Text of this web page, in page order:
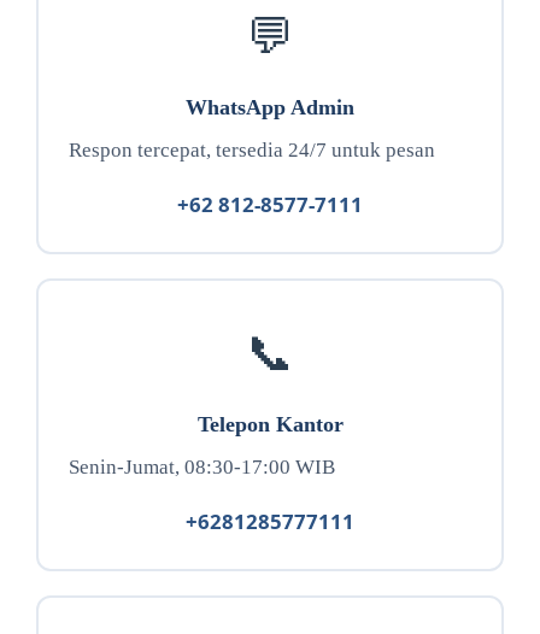
💬
WhatsApp Admin
Respon tercepat, tersedia 24/7 untuk pesan
+62 812-8577-7111
📞
Telepon Kantor
Senin-Jumat, 08:30-17:00 WIB
+6281285777111